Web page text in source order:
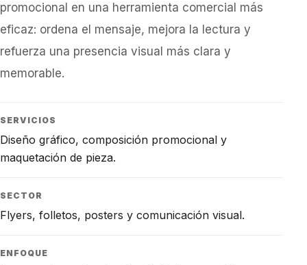
promocional en una herramienta comercial más
eficaz: ordena el mensaje, mejora la lectura y
refuerza una presencia visual más clara y
memorable.
SERVICIOS
Diseño gráfico, composición promocional y
maquetación de pieza.
SECTOR
Flyers, folletos, posters y comunicación visual.
ENFOQUE